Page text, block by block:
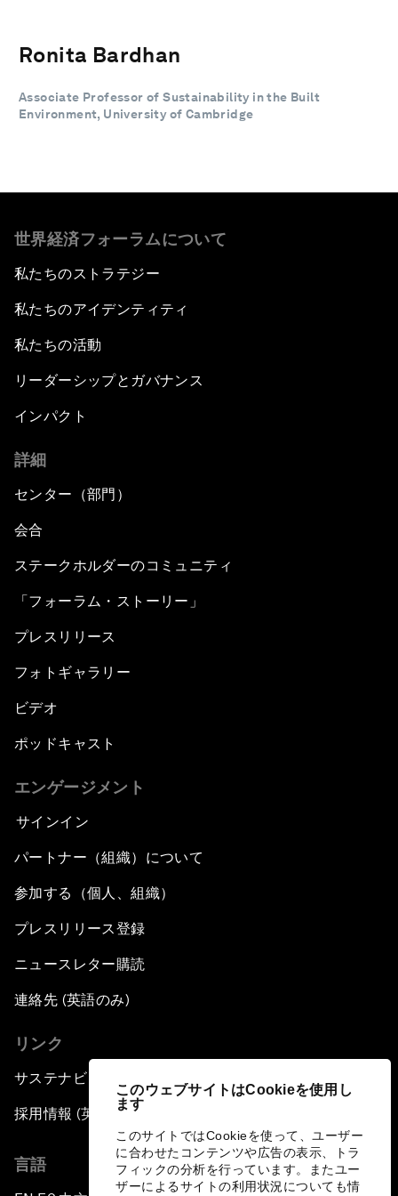
このウェブサイトはCookieを使用し
ます
このサイトではCookieを使って、ユーザー
に合わせたコンテンツや広告の表示、トラ
フィックの分析を行っています。またユー
ザーによるサイトの利用状況についても情
Ronita Bardhan
Associate Professor of Sustainability in the Built
Environment, University of Cambridge
世界経済フォーラムについて
私たちのストラテジー
私たちのアイデンティティ
私たちの活動
リーダーシップとガバナンス
インパクト
詳細
センター（部門）
会合
ステークホルダーのコミュニティ
「フォーラム・ストーリー」
プレスリリース
フォトギャラリー
ビデオ
ポッドキャスト
エンゲージメント
サインイン
パートナー（組織）について
参加する（個人、組織）
プレスリリース登録
ニュースレター購読
連絡先 (英語のみ)
リンク
サステナビリティへの取り組み
採用情報 (英語のみ)
言語